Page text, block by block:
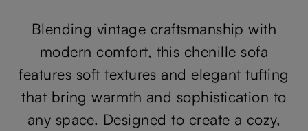
Blending vintage craftsmanship with
modern comfort, this chenille sofa
features soft textures and elegant tufting
that bring warmth and sophistication to
any space. Designed to create a cozy,